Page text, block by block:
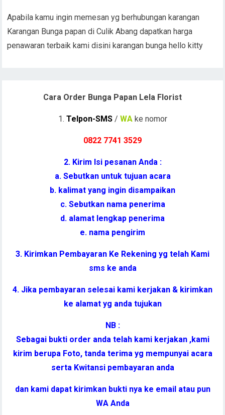
Apabila kamu ingin memesan yg berhubungan karangan
Karangan Bunga papan di Culik Abang dapatkan harga
penawaran terbaik kami disini karangan bunga hello kitty
Cara Order Bunga Papan Lela Florist
1. Telpon-SMS/ WAke nomor
0822 7741 3529
2. Kirim Isi pesanan Anda :
a. Sebutkan untuk tujuan acara
b. kalimat yang ingin disampaikan
c. Sebutkan nama penerima
d. alamat lengkap penerima
e. nama pengirim
3. Kirimkan Pembayaran Ke Rekening yg telah Kami
sms ke anda
4. Jika pembayaran selesai kami kerjakan & kirimkan
ke alamat yg anda tujukan
NB :
Sebagai bukti order anda telah kami kerjakan ,kami
kirim berupa Foto, tanda terima yg mempunyai acara
serta Kwitansi pembayaran anda
dan kami dapat kirimkan bukti nya ke email atau pun
WA Anda